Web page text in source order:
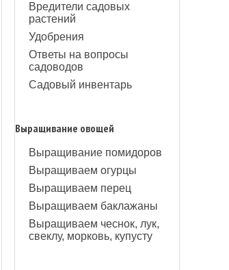
Вредители садовых
растений
Удобрения
Ответы на вопросы
садоводов
Садовый инвентарь
Выращивание овощей
Выращивание помидоров
Выращиваем огурцы
Выращиваем перец
Выращиваем баклажаны
Выращиваем чеснок, лук,
свеклу, морковь, купусту